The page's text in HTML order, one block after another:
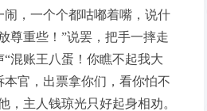
，一个个都咕嘟着嘴，说什
尊重些！”说罢，把手一摔走
混账王八蛋！你瞧不起我大
官，出票拿你们，看你怕不
，主人钱琼光只好起身相劝。